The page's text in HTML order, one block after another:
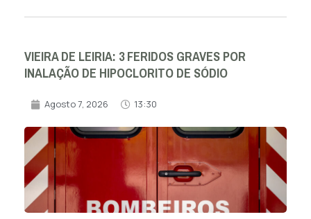
VIEIRA DE LEIRIA: 3 FERIDOS GRAVES POR
INALAÇÃO DE HIPOCLORITO DE SÓDIO
Agosto 7, 2026 13:30